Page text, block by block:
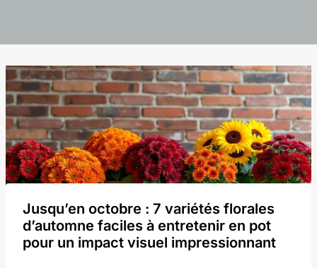
Jusqu’en octobre : 7 variétés florales
d’automne faciles à entretenir en pot
pour un impact visuel impressionnant